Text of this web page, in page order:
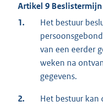
Artikel 9 Beslistermijn
1.
Het bestuur
van een eerder
weken na
gegevens.
2.
Het bestuur kan